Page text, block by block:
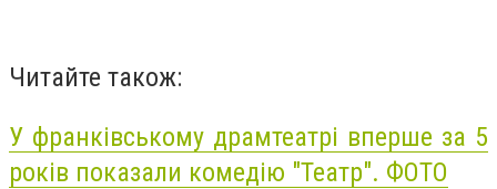
Читайте також:
У франківському драмтеатрі вперше за 5
років показали комедію "Театр". ФОТО